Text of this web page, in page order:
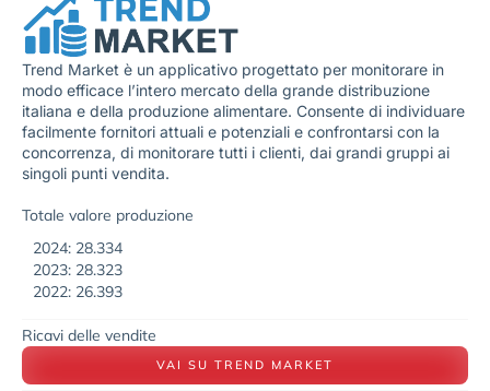
Trend Market è un applicativo progettato per monitorare in
modo efficace l’intero mercato della grande distribuzione
italiana e della produzione alimentare. Consente di individuare
facilmente fornitori attuali e potenziali e confrontarsi con la
concorrenza, di monitorare tutti i clienti, dai grandi gruppi ai
singoli punti vendita.
Totale valore produzione
2024: 28.334
2023: 28.323
2022: 26.393
Ricavi delle vendite
VAI SU TREND MARKET